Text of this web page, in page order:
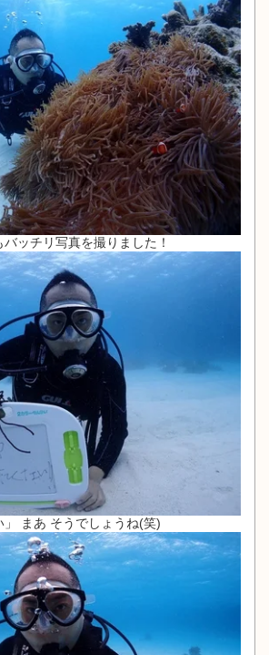
ッチリ写真を撮りました！
」 まあ そうでしょうね(笑)